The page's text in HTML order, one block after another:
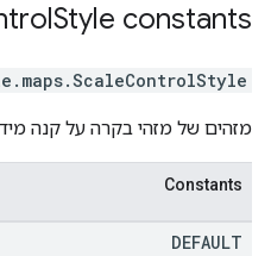
Style constants
.ScaleControlStyle
מזהים של מזהי בקרה על קנה
Constants
DEFAULT